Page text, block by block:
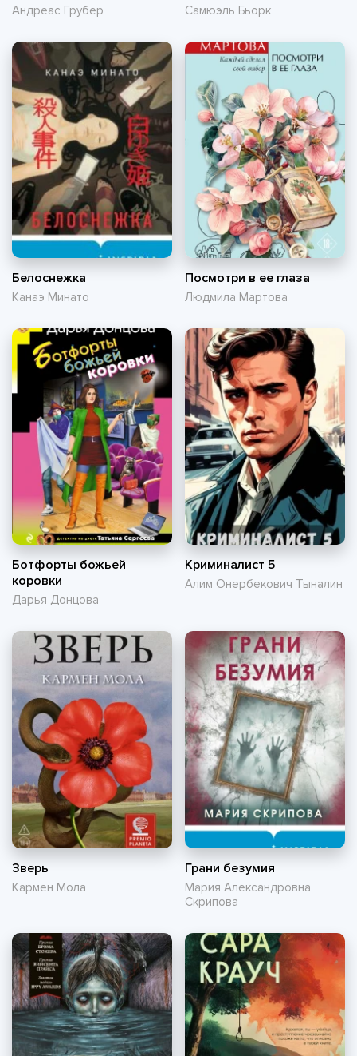
Андреас Грубер Самюэль Бьорк
Белоснежка
Канаэ Минато
Посмотри в ее глаза
Людмила Мартова
Ботфорты божьей
коровки
Дарья Донцова
Криминалист 5
Алим Онербекович Тыналин
Зверь
Кармен Мола
Грани безумия
Мария Александровна
Скрипова